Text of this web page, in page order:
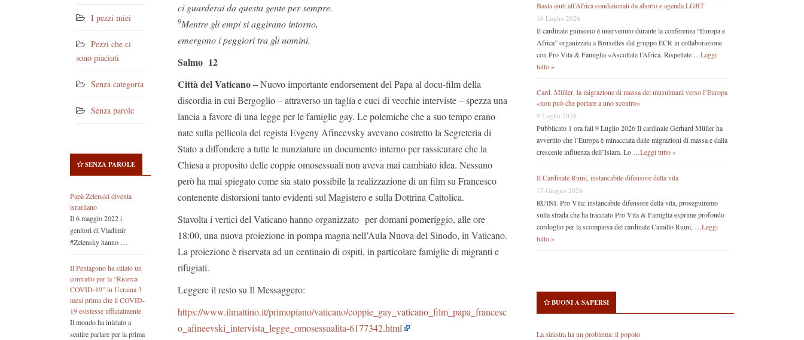
I pezzi miei
Pezzi che ci
sono piaciuti
Senza categoria
Senza parole
SENZA PAROLE
Papà Zelenski diventa
israeliano
Il 6 maggio 2022 i
genitori di Vladimir
#Zelensky hanno …
Il Pentagono ha stilato un
contratto per la “Ricerca
COVID-19” in Ucraina 3
mesi prima che il COVID-
19 esistesse ufficialmente
Il mondo ha iniziato a
sentire parlare per la prima
ci guarderai da questa gente per sempre.
9Mentre gli empi si aggirano intorno,
emergono i peggiori tra gli uomini.
Salmo 12
Città del Vaticano –Nuovo importante endorsement del Papa al docu-film della
discordia in cui Bergoglio – attraverso un taglia e cuci di vecchie interviste – spezza una
lancia a favore di una legge per le famiglie gay. Le polemiche che a suo tempo erano
nate sulla pellicola del regista Evgeny Afineevsky avevano costretto la Segreteria di
Stato a diffondere a tutte le nunziature un documento interno per rassicurare che la
Chiesa a proposito delle coppie omosessuali non aveva mai cambiato idea. Nessuno
però ha mai spiegato come sia stato possibile la realizzazione di un film su Francesco
contenente distorsioni tanto evidenti sul Magistero e sulla Dottrina Cattolica.
Stavolta i vertici del Vaticano hanno organizzato per domani pomeriggio, alle ore
18:00, una nuova proiezione in pompa magna nell’Aula Nuova del Sinodo, in Vaticano.
La proiezione è riservata ad un centinaio di ospiti, in particolare famiglie di migranti e
rifugiati.
Leggere il resto su Il Messaggero:
https://www.ilmattino.it/primopiano/vaticano/coppie_gay_vaticano_film_papa_francesc
o_afineevski_intervista_legge_omosessualita-6177342.html
Basta aiuti all’Africa condizionati da aborto e agenda LGBT
16 Luglio 2026
Il cardinale guineano è intervenuto durante la conferenza “Europa e
Africa” organizzata a Bruxelles dal gruppo ECR in collaborazione
con Pro Vita & Famiglia «Ascoltate l’Africa. Rispettate … Leggi
tutto »
Card. Müller: la migrazione di massa dei musulmani verso l’Europa
«non può che portare a uno scontro»
9 Luglio 2026
Pubblicato 1 ora fail 9 Luglio 2026 Il cardinale Gerhard Müller ha
avvertito che l’Europa è minacciata dalle migrazioni di massa e dalla
crescente influenza dell’Islam. Lo … Leggi tutto »
Il Cardinale Ruini, instancabile difensore della vita
17 Giugno 2026
RUINI. Pro Vita: instancabile difensore della vita, proseguiremo
sulla strada che ha tracciato Pro Vita & Famiglia esprime profondo
cordoglio per la scomparsa del cardinale Camillo Ruini, … Leggi
tutto »
BUONI A SAPERSI
La sinistra ha un problema: il popolo